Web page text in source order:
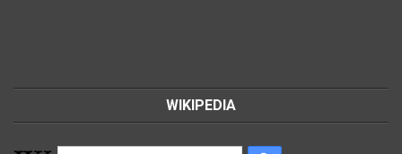
WIKIPEDIA